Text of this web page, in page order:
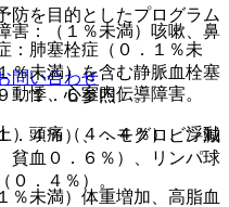
：（１％未満）咳嗽、鼻
悸、心室内伝導障害。
頭痛（４．４％）、浮動
未満）体重増加、高脂血
肺塞栓症（０．１％未
％未満）を含む静脈血栓塞
．１．６参照〕。
４％）、ヘモグロビン減
貧血０．６％）、リンパ球
０．４％）。
防を目的としたプログラム
問い合わせ